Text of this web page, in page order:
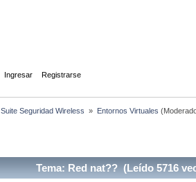
Ingresar Registrarse
Suite Seguridad Wireless » Entornos Virtuales
Tema: Red nat?? (Leído 5716